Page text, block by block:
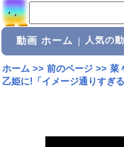
動画 ホーム 人気の
ホーム>> 前のページ>> 菜
乙姫に!「イメージ通りすぎ